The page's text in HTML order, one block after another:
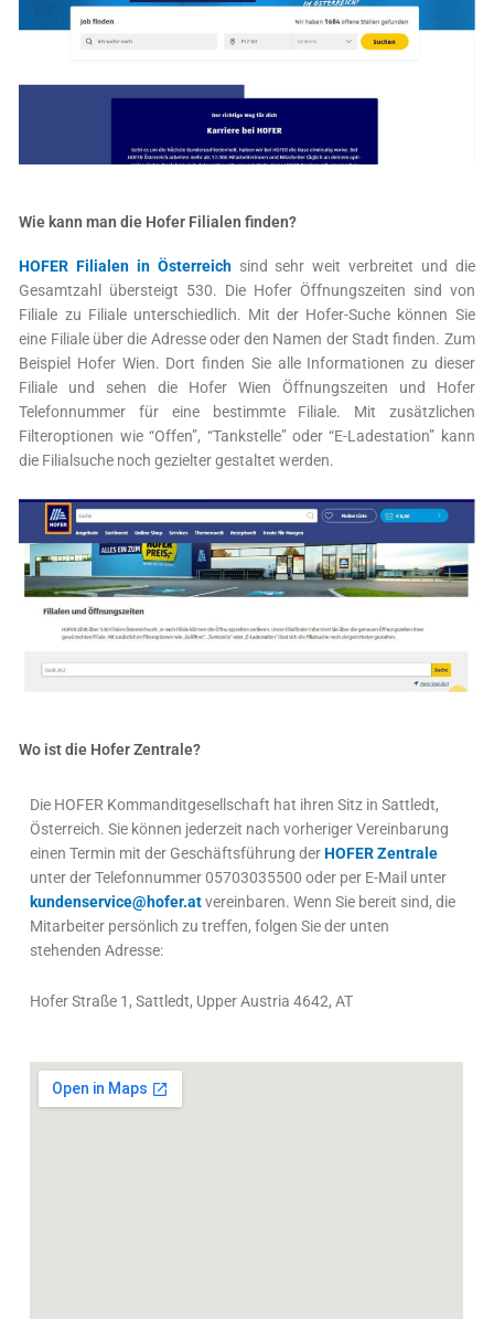
Wie kann man die Hofer Filialen finden?
HOFER Filialen in Österreichsind sehr weit verbreitet und die
Gesamtzahl übersteigt 530. Die Hofer Öffnungszeiten sind von
Filiale zu Filiale unterschiedlich. Mit der Hofer-Suche können Sie
eine Filiale über die Adresse oder den Namen der Stadt finden. Zum
Beispiel Hofer Wien. Dort finden Sie alle Informationen zu dieser
Filiale und sehen die Hofer Wien Öffnungszeiten und Hofer
Telefonnummer für eine bestimmte Filiale. Mit zusätzlichen
Filteroptionen wie “Offen”, “Tankstelle” oder “E-Ladestation” kann
die Filialsuche noch gezielter gestaltet werden.
Wo ist die Hofer Zentrale?
Die HOFER Kommanditgesellschaft hat ihren Sitz in Sattledt,
Österreich. Sie können jederzeit nach vorheriger Vereinbarung
einen Termin mit der Geschäftsführung derHOFER Zentrale
unter der Telefonnummer 05703035500 oder per E-Mail unter
kundenservice@hofer.atvereinbaren. Wenn Sie bereit sind, die
Mitarbeiter persönlich zu treffen, folgen Sie der unten
stehenden Adresse:
Hofer Straße 1, Sattledt, Upper Austria 4642, AT